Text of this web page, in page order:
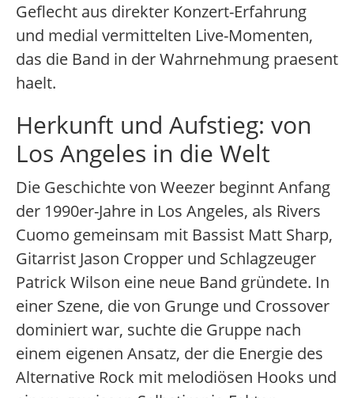
Geflecht aus direkter Konzert-Erfahrung
und medial vermittelten Live-Momenten,
das die Band in der Wahrnehmung praesent
haelt.
Herkunft und Aufstieg: von
Los Angeles in die Welt
Die Geschichte von Weezer beginnt Anfang
der 1990er-Jahre in Los Angeles, als Rivers
Cuomo gemeinsam mit Bassist Matt Sharp,
Gitarrist Jason Cropper und Schlagzeuger
Patrick Wilson eine neue Band gründete. In
einer Szene, die von Grunge und Crossover
dominiert war, suchte die Gruppe nach
einem eigenen Ansatz, der die Energie des
Alternative Rock mit melodiösen Hooks und